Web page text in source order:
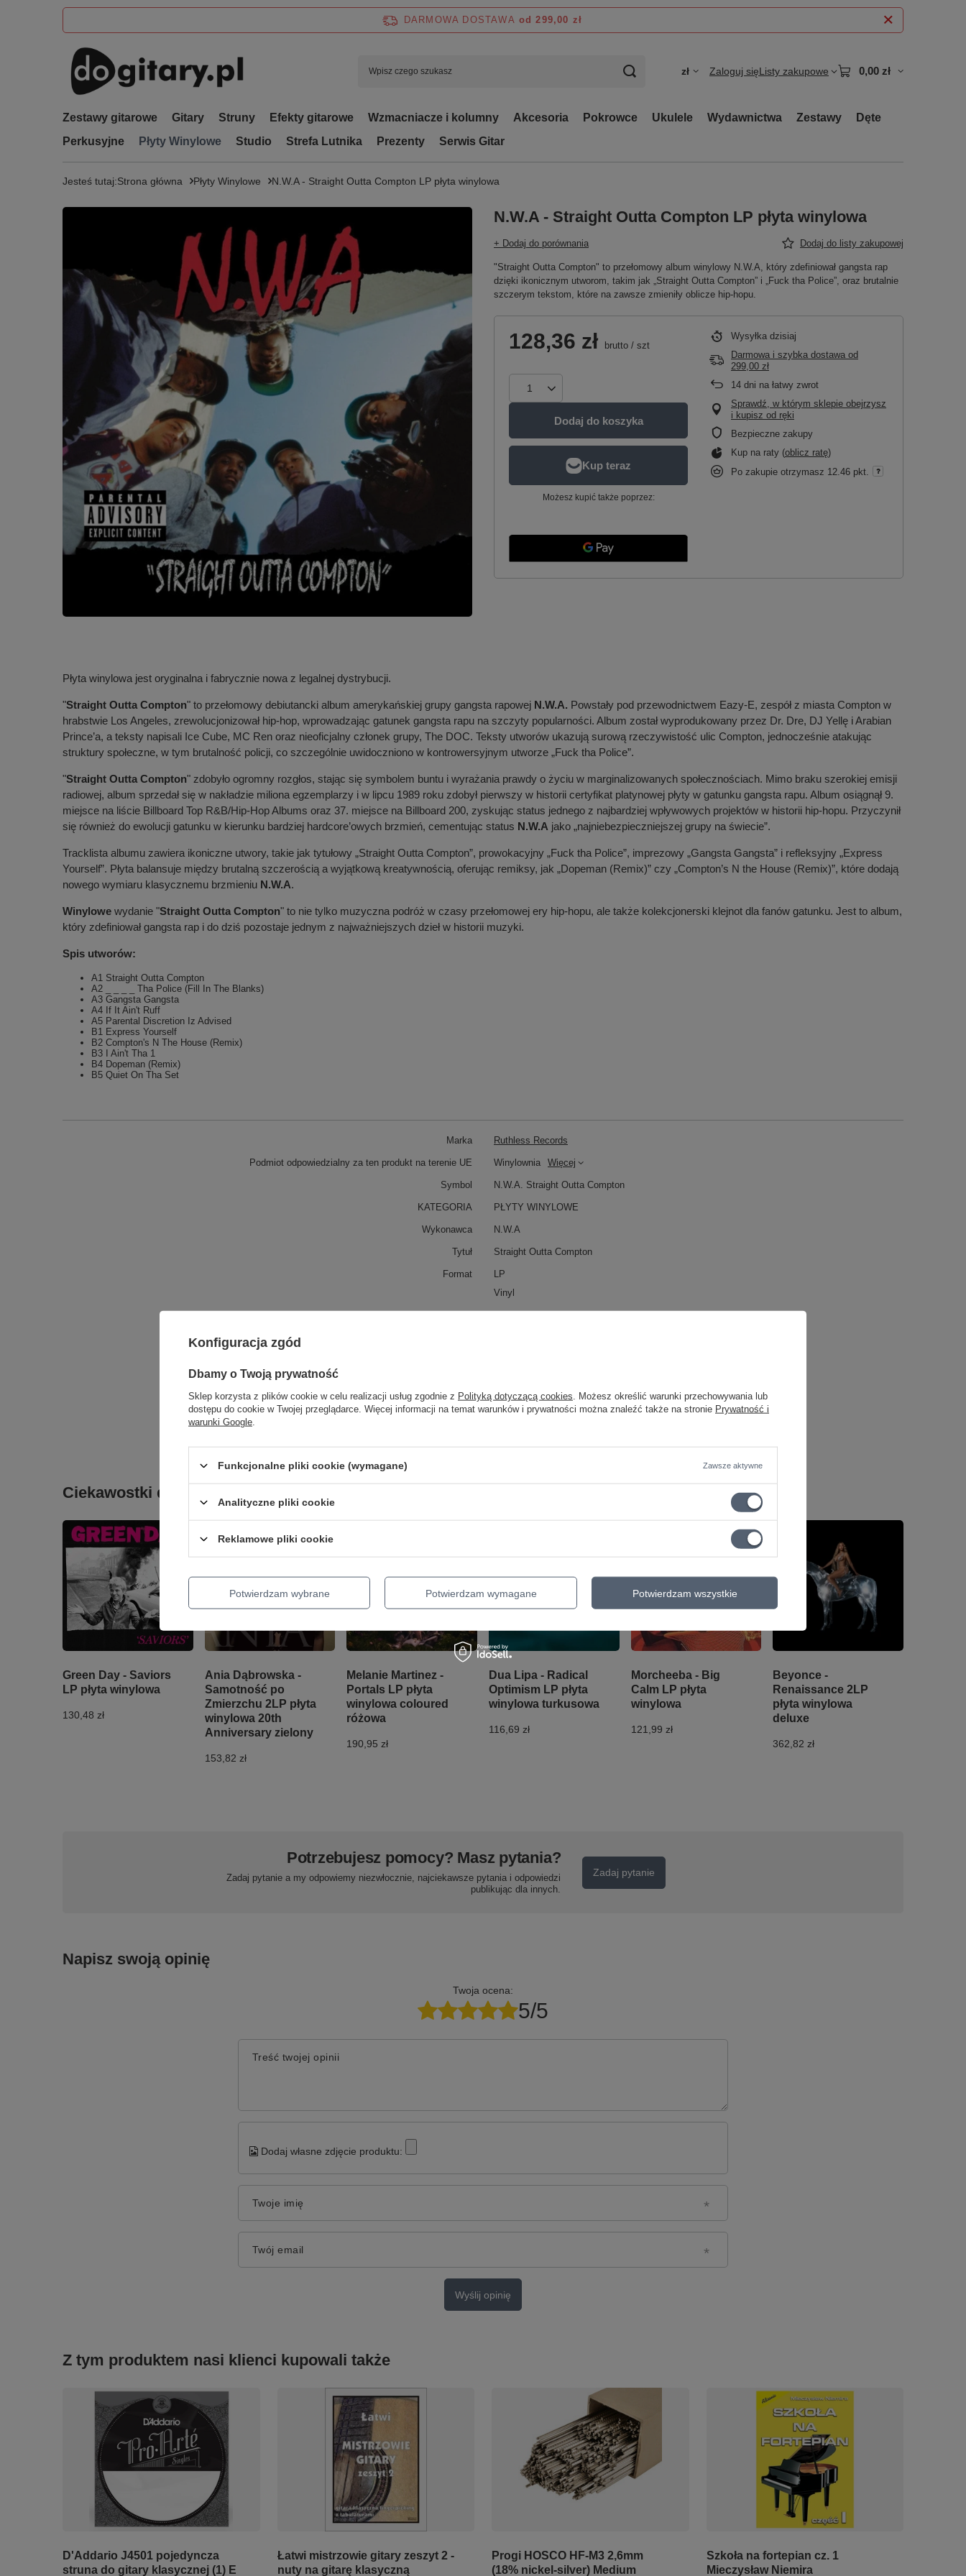
DARMOWA DOSTAWA od 299,00 zł
zł Zaloguj sięListy zakupowe 0,00 zł
Zestawy gitarowe Gitary Struny Efekty gitarowe Wzmacniacze i kolumny Akcesoria Pokrowce Ukulele Wydawnictwa Zestawy
Dęte
Perkusyjne
Płyty Winylowe Studio Strefa Lutnika Prezenty Serwis Gitar
Jesteś tutaj:Strona główna Płyty Winylowe N.W.A - Straight Outta Compton LP płyta winylowa
N.W.A - Straight Outta Compton LP płyta winylowa
+ Dodaj do porównania Dodaj do listy zakupowej
"Straight Outta Compton" to przełomowy album winylowy N.W.A, który zdefiniował gangsta rap
dzięki ikonicznym utworom, takim jak „Straight Outta Compton” i „Fuck tha Police”, oraz brutalnie
szczerym tekstom, które na zawsze zmieniły oblicze hip-hopu.
128,36 zł brutto / szt
Dodaj do koszyka
Możesz kupić także poprzez:
Wysyłka dzisiaj
Darmowa i szybka dostawa od
299,00 zł
14 dni na łatwy zwrot
Sprawdź, w którym sklepie obejrzysz
i kupisz od ręki
Bezpieczne zakupy
Kup na raty (oblicz ratę)
Po zakupie otrzymasz 12.46 pkt.
Płyta winylowa jest oryginalna i fabrycznie nowa z legalnej dystrybucji.
"Straight Outta Compton" to przełomowy debiutancki album amerykańskiej grupy gangsta rapowej N.W.A. Powstały pod przewodnictwem Eazy-E, zespół z miasta Compton w
hrabstwie Los Angeles, zrewolucjonizował hip-hop, wprowadzając gatunek gangsta rapu na szczyty popularności. Album został wyprodukowany przez Dr. Dre, DJ Yellę i Arabian
Prince’a, a teksty napisali Ice Cube, MC Ren oraz nieoficjalny członek grupy, The DOC. Teksty utworów ukazują surową rzeczywistość ulic Compton, jednocześnie atakując
struktury społeczne, w tym brutalność policji, co szczególnie uwidoczniono w kontrowersyjnym utworze „Fuck tha Police”.
"Straight Outta Compton" zdobyło ogromny rozgłos, stając się symbolem buntu i wyrażania prawdy o życiu w marginalizowanych społecznościach. Mimo braku szerokiej emisji
radiowej, album sprzedał się w nakładzie miliona egzemplarzy i w lipcu 1989 roku zdobył pierwszy w historii certyfikat platynowej płyty w gatunku gangsta rapu. Album osiągnął 9.
miejsce na liście Billboard Top R&B/Hip-Hop Albums oraz 37. miejsce na Billboard 200, zyskując status jednego z najbardziej wpływowych projektów w historii hip-hopu. Przyczynił
się również do ewolucji gatunku w kierunku bardziej hardcore’owych brzmień, cementując status N.W.A jako „najniebezpieczniejszej grupy na świecie”.
Tracklista albumu zawiera ikoniczne utwory, takie jak tytułowy „Straight Outta Compton”, prowokacyjny „Fuck tha Police”, imprezowy „Gangsta Gangsta” i refleksyjny „Express
Yourself”. Płyta balansuje między brutalną szczerością a wyjątkową kreatywnością, oferując remiksy, jak „Dopeman (Remix)” czy „Compton’s N the House (Remix)”, które dodają
nowego wymiaru klasycznemu brzmieniu N.W.A.
Winylowe wydanie "Straight Outta Compton" to nie tylko muzyczna podróż w czasy przełomowej ery hip-hopu, ale także kolekcjonerski klejnot dla fanów gatunku. Jest to album,
który zdefiniował gangsta rap i do dziś pozostaje jednym z najważniejszych dzieł w historii muzyki.
Spis utworów:
A1 Straight Outta Compton
A2 _ _ _ _ Tha Police (Fill In The Blanks)
A3 Gangsta Gangsta
A4 If It Ain't Ruff
A5 Parental Discretion Iz Advised
B1 Express Yourself
B2 Compton's N The House (Remix)
B3 I Ain't Tha 1
B4 Dopeman (Remix)
B5 Quiet On Tha Set
Marka Ruthless Records
Podmiot odpowiedzialny za ten produkt na terenie UE Winylownia Więcej
Symbol N.W.A. Straight Outta Compton
KATEGORIA PŁYTY WINYLOWE
Wykonawca N.W.A
Tytuł Straight Outta Compton
Format
LP
Vinyl
Parametry bezpieczeństwa Parametry bezpieczeństwa
Ciekawostki do gitary
Green Day - Saviors
LP płyta winylowa
130,48 zł
Ania Dąbrowska -
Samotność po
Zmierzchu 2LP płyta
winylowa 20th
Anniversary zielony
153,82 zł
Melanie Martinez -
Portals LP płyta
winylowa coloured
różowa
190,95 zł
Dua Lipa - Radical
Optimism LP płyta
winylowa turkusowa
116,69 zł
Morcheeba - Big
Calm LP płyta
winylowa
121,99 zł
Beyonce -
Renaissance 2LP
płyta winylowa
deluxe
362,82 zł
Potrzebujesz pomocy? Masz pytania?
Zadaj pytanie a my odpowiemy niezwłocznie, najciekawsze pytania i odpowiedzi
publikując dla innych.
Zadaj pytanie
Napisz swoją opinię
Twoja ocena:
5/5
Treść twojej opinii
Dodaj własne zdjęcie produktu:
Twoje imię
Twój email
Wyślij opinię
Z tym produktem nasi klienci kupowali także
D'Addario J4501 pojedyncza
struna do gitary klasycznej (1) E
Łatwi mistrzowie gitary zeszyt 2 -
nuty na gitarę klasyczną
Progi HOSCO HF-M3 2,6mm
(18% nickel-silver) Medium
Szkoła na fortepian cz. 1
Mieczysław Niemira
Konfiguracja zgód
Dbamy o Twoją prywatność
Sklep korzysta z plików cookie w celu realizacji usług zgodnie z Polityką dotyczącą cookies . Możesz określić warunki przechowywania lub
dostępu do cookie w Twojej przeglądarce. Więcej informacji na temat warunków i prywatności można znaleźć także na stronie Prywatność i
warunki Google
Funkcjonalne pliki cookie (wymagane) Zawsze aktywne
Analityczne pliki cookie
Reklamowe pliki cookie
Potwierdzam wybrane Potwierdzam wymagane Potwierdzam wszystkie